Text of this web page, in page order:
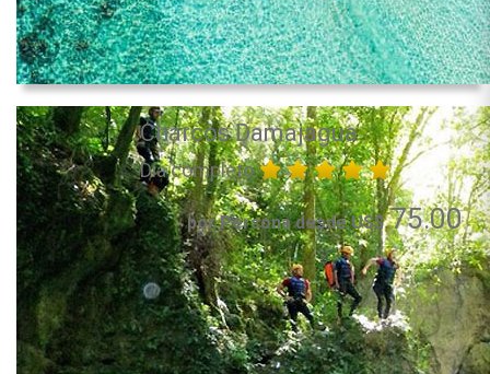
Charcos Damajagua
Día completo
por Persona desde US$75.00